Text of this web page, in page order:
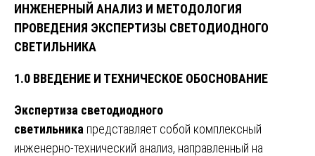
ИНЖЕНЕРНЫЙ АНАЛИЗ И МЕТОДОЛОГИЯ
ПРОВЕДЕНИЯ ЭКСПЕРТИЗЫ СВЕТОДИОДНОГО
СВЕТИЛЬНИКА
1.0 ВВЕДЕНИЕ И ТЕХНИЧЕСКОЕ ОБОСНОВАНИЕ
Экспертиза светодиодного
светильника представляет собой комплексный
инженерно-технический анализ, направленный на